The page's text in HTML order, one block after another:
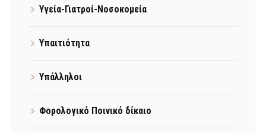
Υγεία-Γιατροί-Νοσοκομεία
Υπαιτιότητα
Υπάλληλοι
Φορολογικό Ποινικό δίκαιο